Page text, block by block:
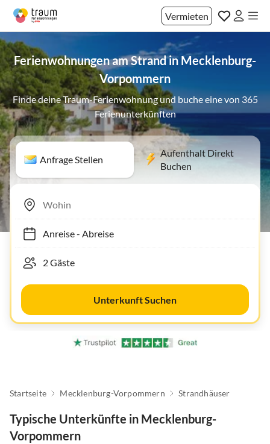
Vermieten
Ferienwohnungen am Strand in Mecklenburg-
Vorpommern
Finde deine Traum-Ferienwohnung und buche eine von 365
Ferienunterkünften
Anfrage Stellen
Aufenthalt Direkt
Buchen
Anreise- Abreise
Unterkunft Suchen
Startseite Mecklenburg-Vorpommern Strandhäuser
Typische Unterkünfte in Mecklenburg-
Vorpommern